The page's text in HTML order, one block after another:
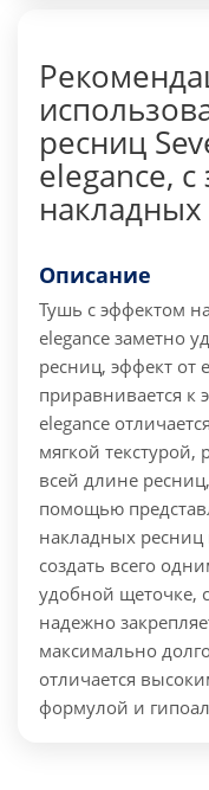
ресниц
elegance,
Описание
Тушь с эффектом
elegance заметно
ресниц, эффект от
приравнивается к
elegance
мягкой текстурой,
всей длине
помощью
накладных
создать всего
удобной щеточке,
надежно
максимально
отличается
формулой и